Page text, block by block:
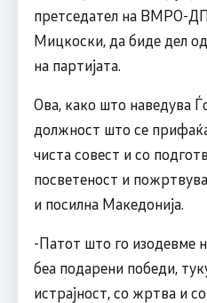
претседател на ВМРО-
Мицкоски, да биде дел
на партијата.
Ова, како што наведува
должност што се
чиста совест и со
посветеност и
и посилна Македонија.
-Патот што го изодевме
беа подарени победи,
истрајност, со жртва и